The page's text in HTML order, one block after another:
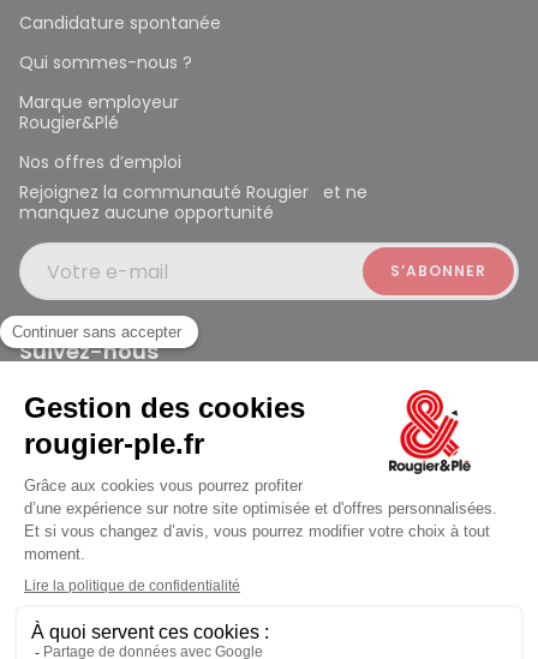
Candidature spontanée
Qui sommes-nous ?
Marque employeur
Rougier&Plé
Nos offres d’emploi
Rejoignez la communauté Rougier et ne
manquez aucune opportunité
Votre e-mail
Suivez-nous
Rougier et Plé 2024 Copyright
Mentions légales
Conditions générales des ventes